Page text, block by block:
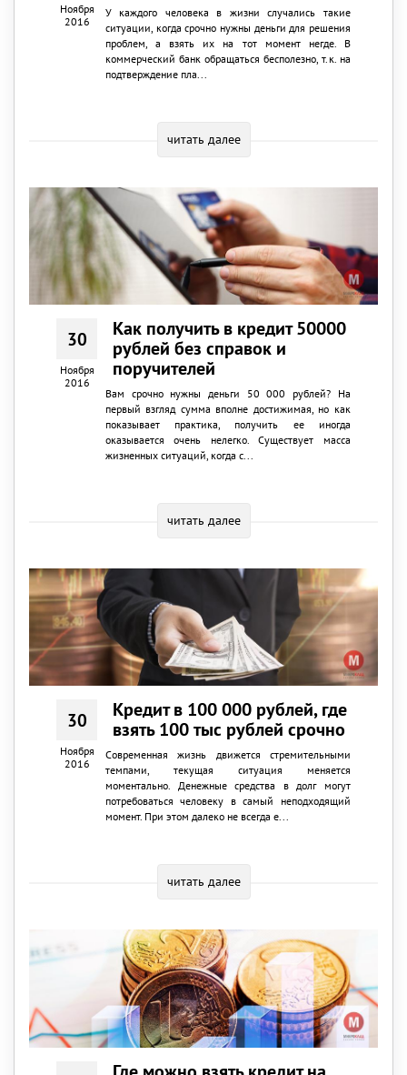
Ноября
2016
У каждого человека в жизни случались такие
ситуации, когда срочно нужны деньги для решения
проблем, а взять их на тот момент негде. В
коммерческий банк обращаться бесполезно, т.к. на
подтверждение пла...
читать далее
30
Ноября
2016
Как получить в кредит 50000
рублей без справок и
поручителей
Вам срочно нужны деньги 50 000 рублей? На
первый взгляд сумма вполне достижимая, но как
показывает практика, получить ее иногда
оказывается очень нелегко. Существует масса
жизненных ситуаций, когда с...
читать далее
30
Ноября
2016
Кредит в 100 000 рублей, где
взять 100 тыс рублей срочно
Современная жизнь движется стремительными
темпами, текущая ситуация меняется
моментально. Денежные средства в долг могут
потребоваться человеку в самый неподходящий
момент. При этом далеко не всегда е...
читать далее